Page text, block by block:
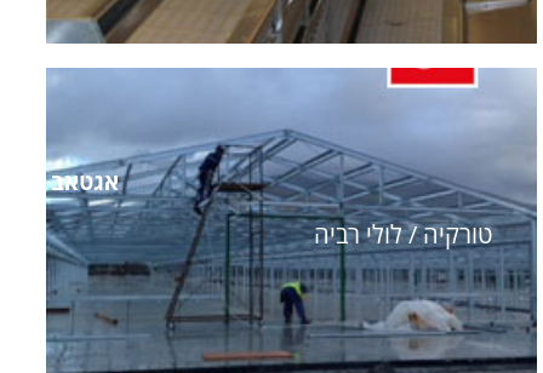
אגטאב
טורקיה / לולי רביה